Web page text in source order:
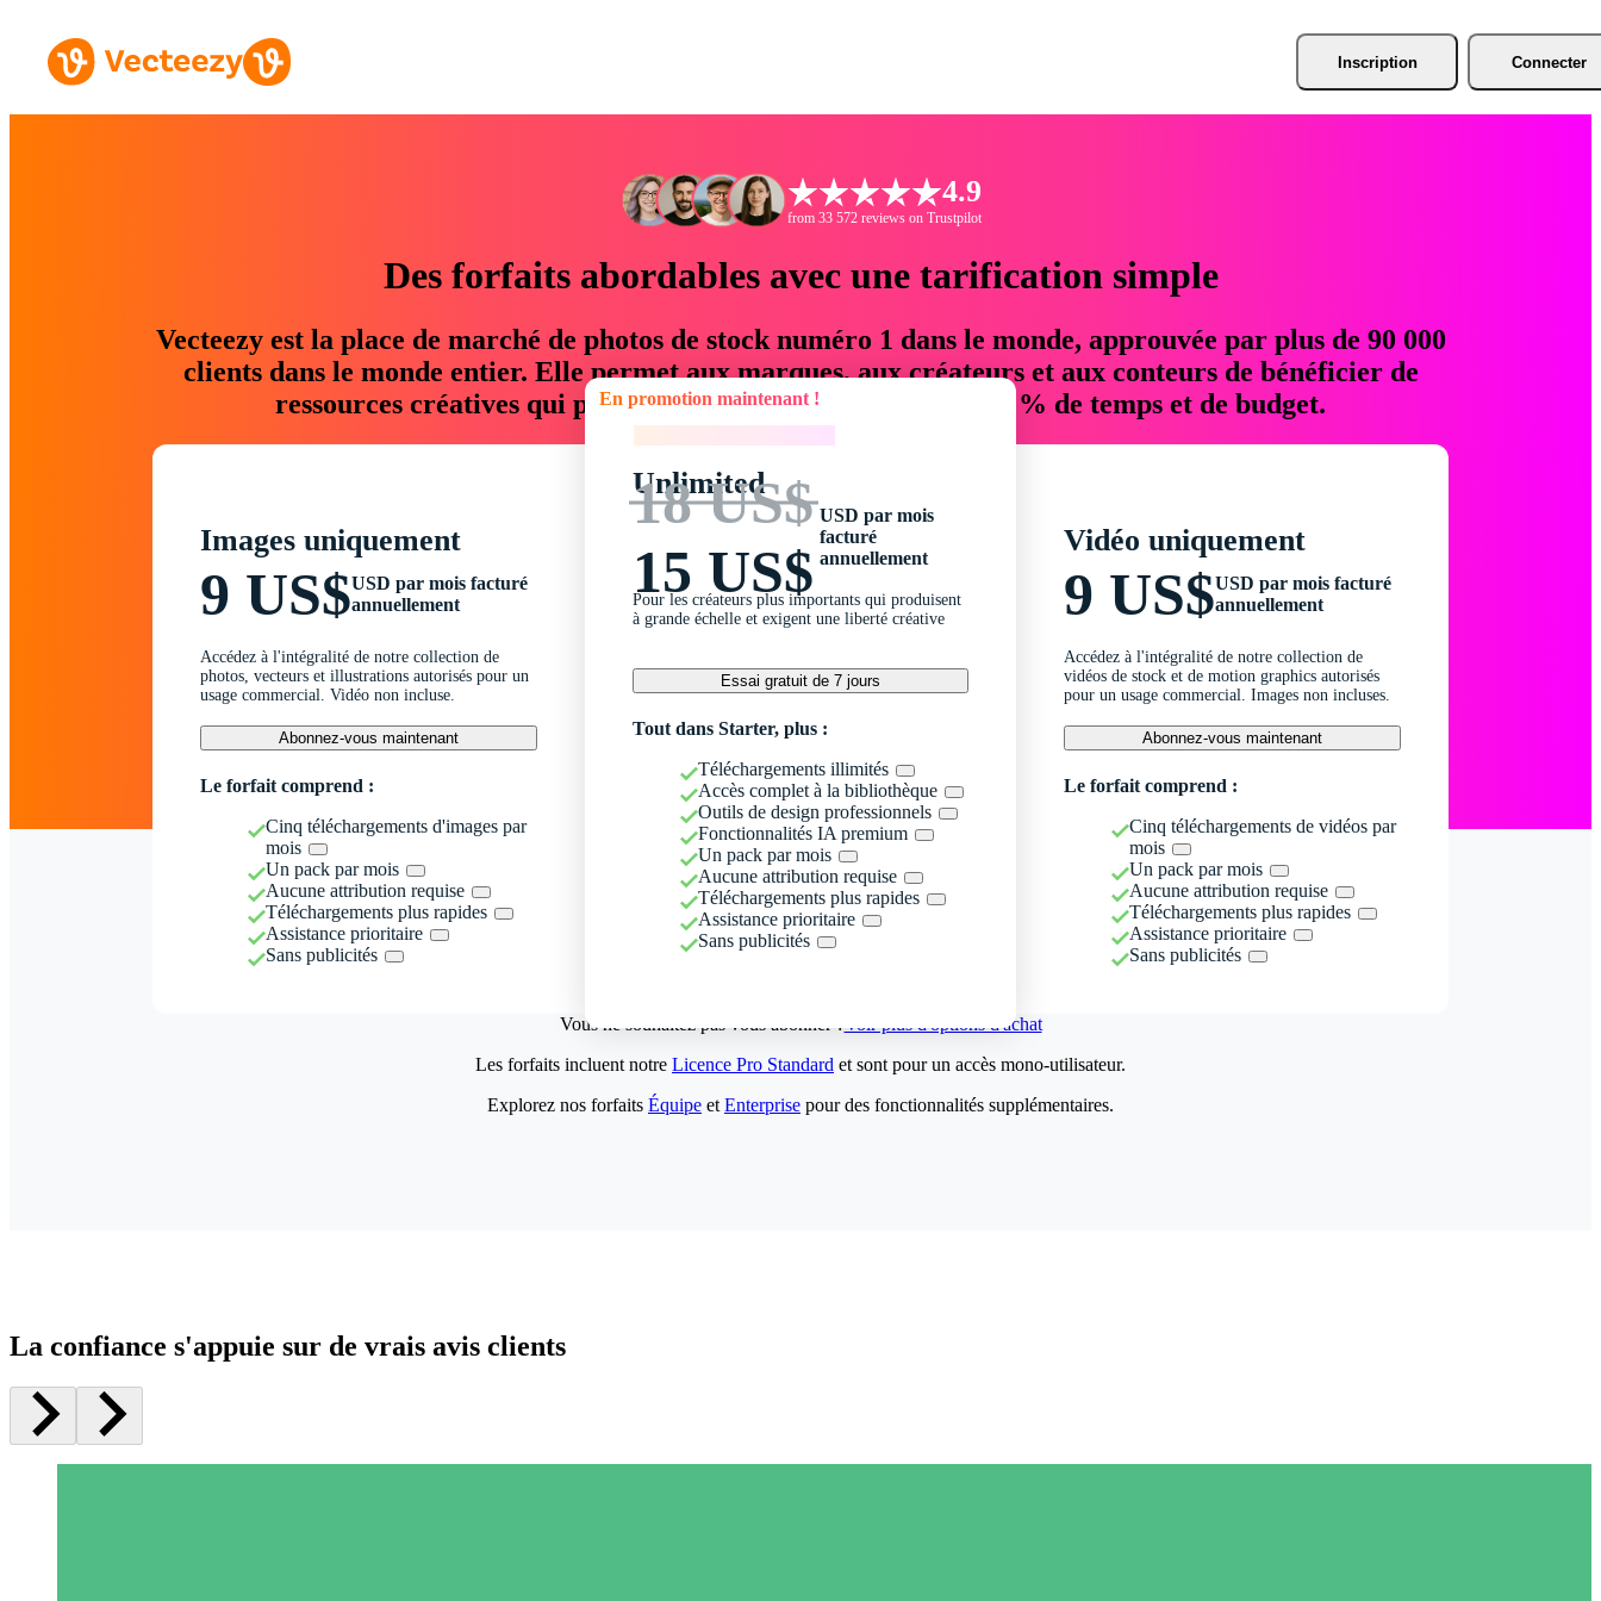
Inscription Connecter
4.9
from 33 572 reviews on Trustpilot
Des forfaits abordables avec une tarification simple
Vecteezy est la place de marché de photos de stock numéro 1 dans le monde, approuvée par plus de 90 000
clients dans le monde entier. Elle permet aux marques, aux créateurs et aux conteurs de bénéficier de
ressources créatives qui permettent d'économiser jusqu'à 76 % de temps et de budget.
Images uniquement
9 US$USD par mois facturé
annuellement
Accédez à l'intégralité de notre collection de
photos, vecteurs et illustrations autorisés pour un
usage commercial. Vidéo non incluse.
Abonnez-vous maintenant
Le forfait comprend :
Cinq téléchargements d'images par
mois
Un pack par mois
Aucune attribution requise
Téléchargements plus rapides
Assistance prioritaire
Sans publicités
En promotion maintenant !
Unlimited
18 US$
15 US$
USD par mois
facturé
annuellement
Pour les créateurs plus importants qui produisent
à grande échelle et exigent une liberté créative
Essai gratuit de 7 jours
Tout dans Starter, plus :
Téléchargements illimités
Accès complet à la bibliothèque
Outils de design professionnels
Fonctionnalités IA premium
Un pack par mois
Aucune attribution requise
Téléchargements plus rapides
Assistance prioritaire
Sans publicités
Vidéo uniquement
9 US$USD par mois facturé
annuellement
Accédez à l'intégralité de notre collection de
vidéos de stock et de motion graphics autorisés
pour un usage commercial. Images non incluses.
Abonnez-vous maintenant
Le forfait comprend :
Cinq téléchargements de vidéos par
mois
Un pack par mois
Aucune attribution requise
Téléchargements plus rapides
Assistance prioritaire
Sans publicités
Vous ne souhaitez pas vous abonner ?Voir plus d'options d'achat
Les forfaits incluent notre Licence Pro Standard et sont pour un accès mono-utilisateur.
Explorez nos forfaits Équipe et Enterprise pour des fonctionnalités supplémentaires.
La confiance s'appuie sur de vrais avis clients